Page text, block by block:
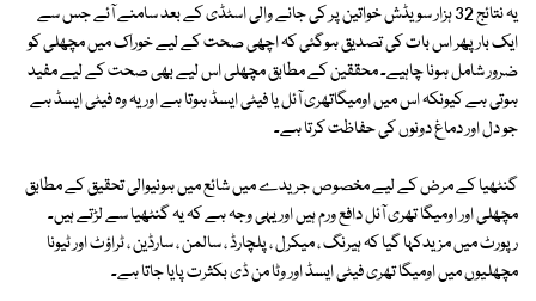
یہ نتائج 32 ہزار سویڈش خواتین پر کی جانے والی اسٹڈی کے بعد سامنے آئے جس سے
ایک بار پھر اس بات کی تصدیق ہوگئی کہ اچھی صحت کے لیے خوراک میں مچھلی کو
ضرور شامل ہونا چاہیے۔ محققین کے مطابق مچھلی اس لیے بھی صحت کے لیے مفید
ہوتی ہے کیونکہ اس میں اومیگاتھری آئل یا فیٹی ایسڈ ہوتا ہے اور یہ وہ فیٹی ایسڈ ہے
جو دل اور دماغ دونوں کی حفاظت کرتا ہے۔
گنٹھیا کے مرض کے لیے مخصوص جریدے میں شائع میں ہونیوالی تحقیق کے مطابق
مچھلی اور اومیگا تھری آئل دافع ورم ہیں اور یہی وجہ ہے کہ یہ گنٹھیا سے لڑتے ہیں۔
رپورٹ میں مزیدکہا گیا کہ ہیرنگ ، میکرل ، پلچارڈ ، سالمن ، سارڈین ، ٹراؤٹ اور ٹیونا
مچھلیوں میں اومیگا تھری فیٹی ایسڈ اور وٹا من ڈی بکثرت پایا جاتا ہے۔